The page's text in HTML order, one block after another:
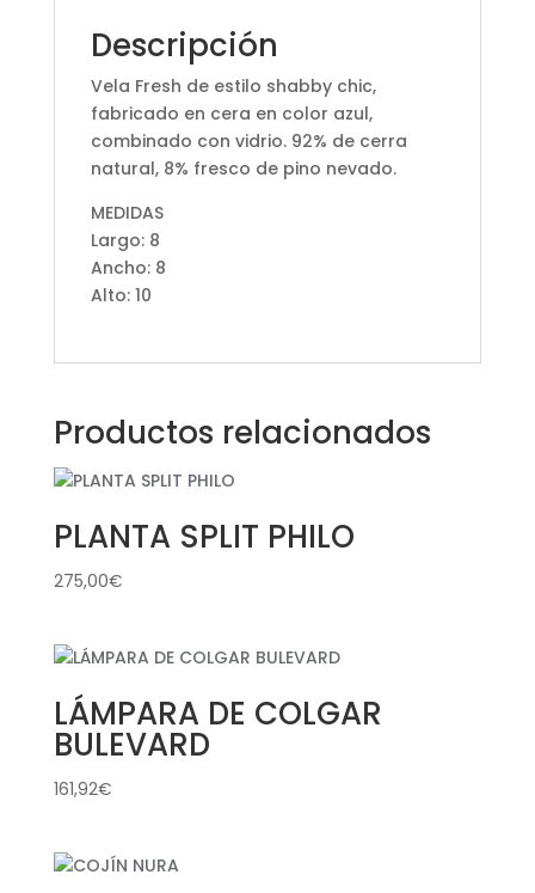
Descripción
Vela Fresh de estilo shabby chic,
fabricado en cera en color azul,
combinado con vidrio. 92% de cerra
natural, 8% fresco de pino nevado.
MEDIDAS
Largo: 8
Ancho: 8
Alto: 10
Productos relacionados
PLANTA SPLIT PHILO
275,00€
LÁMPARA DE COLGAR
BULEVARD
161,92€